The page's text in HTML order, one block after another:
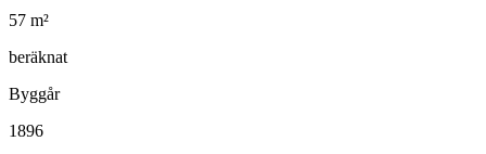
57 m²
beräknat
Byggår
1896